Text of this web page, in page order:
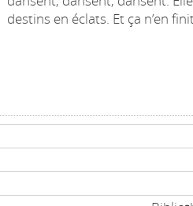
destins en éclats. Et ça n’en